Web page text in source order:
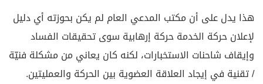
هذا يدل على أن مكتب المدعي العام لم يكن بحوزته أي دليل
لإعلان حركة الخدمة حركة إرهابية سوى تحقيقات الفساد
وإيقاف شاحنات الاستخبارات، لكنه كان يعاني من مشكلة فنيّة
/ تقنية في إيجاد العلاقة العضوية بين الحركة والعمليتين.